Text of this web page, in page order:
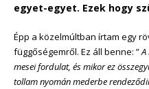
egyet-egyet. Ezek hogy
Épp a közelmúltban írtam egy
függőségemről. Ez áll benne: ”A
mesei fordulat, és mikor ez
tollam nyomán mederbe